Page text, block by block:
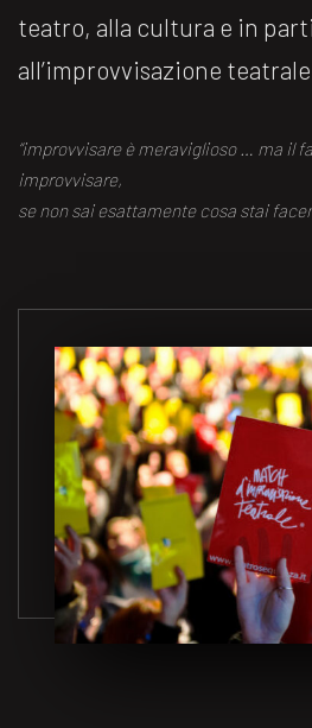
teatro, alla cultura e in
all’improvvisazione
“improvvisare è meraviglioso … ma il
improvvisare,
se non sai esattamente cosa stai